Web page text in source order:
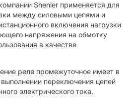
Shenler применяется для
между силовыми цепями и
включения нагрузки
напряжения на обмотку
в качестве
реле промежуточное имеет в
переключения цепей
электрического тока.